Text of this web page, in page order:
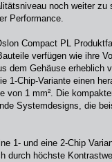
noch weiter
Performance.
Compact PL
verfügen wie ihre
dem Gehäuse erheblich
1-Chip-Variante einen
von 1 mm². Die
Systemdesigns, die
1- und eine 2-Chip
durch höchste